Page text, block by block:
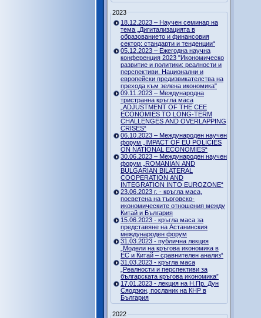
2023
18.12.2023 – Научен семинар на
тема „Дигитализацията в
образованието и финансовия
сектор: стандарти и тенденции“
05.12.2023 – Ежегодна научна
конференция 2023 "Икономическо
развитие и политики: реалности и
перспективи. Национални и
европейски предизвикателства на
прехода към зелена икономика"
09.11.2023 – Международна
тристранна кръгла маса
„ADJUSTMENT OF THE CEE
ECONOMIES TO LONG-TERM
CHALLENGES AND OVERLAPPING
CRISES“
06.10.2023 – Международен научен
форум „IMPACT OF EU POLICIES
ON NATIONAL ECONOMIES“
30.06.2023 – Международен научен
форум „ROMANIAN AND
BULGARIAN BILATERAL
COOPERATION AND
INTEGRATION INTO EUROZONE“
23.06.2023 г. - кръгла маса,
посветена на търговско-
икономическите отношения между
Китай и България
15.06.2023 - кръгла маса за
представяне на Астанинския
международен форум
31.03.2023 - публична лекция
„Модели на кръгова икономика в
ЕС и Китай – сравнителен анализ“
31.03.2023 - кръгла маса
„Реалности и перспективи за
българската кръгова икономика”
17.01.2023 - лекция на Н.Пр. Дун
Сяодзюн, посланик на КНР в
България
2022